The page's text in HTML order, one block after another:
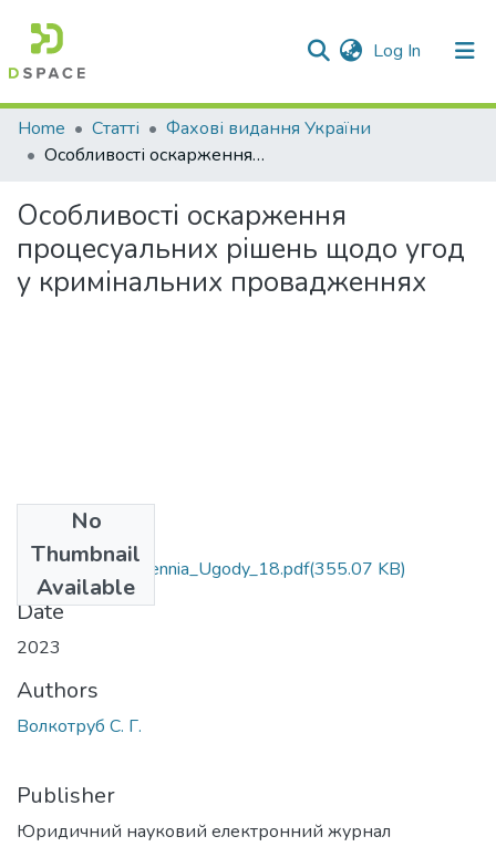
Log In (current)
Communities & Collections
Statistics
Home Статті
Фахові видання України
Особливості оскарження процесуальних рішень щодо угод у кримінальних провадженнях
Особливості оскарження
процесуальних рішень щодо угод
у кримінальних провадженнях
No
Thumbnail
Available
Volkotrub_Oskarjennia_Ugody_18.pdf(355.07 KB)
Date
2023
Authors
Волкотруб С. Г.
Publisher
Юридичний науковий електронний журнал